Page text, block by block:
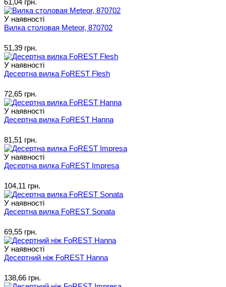
У наявності
Вилка столовая Meteor, 870702
51,39 грн.
У наявності
Десертна вилка FoREST Flesh
72,65 грн.
У наявності
Десертна вилка FoREST Hanna
81,51 грн.
У наявності
Десертна вилка FoREST Impresa
104,11 грн.
У наявності
Десертна вилка FoREST Sonata
69,55 грн.
У наявності
Десертний ніж FoREST Hanna
138,66 грн.